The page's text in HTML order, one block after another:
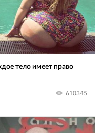
тело имеет право
610345